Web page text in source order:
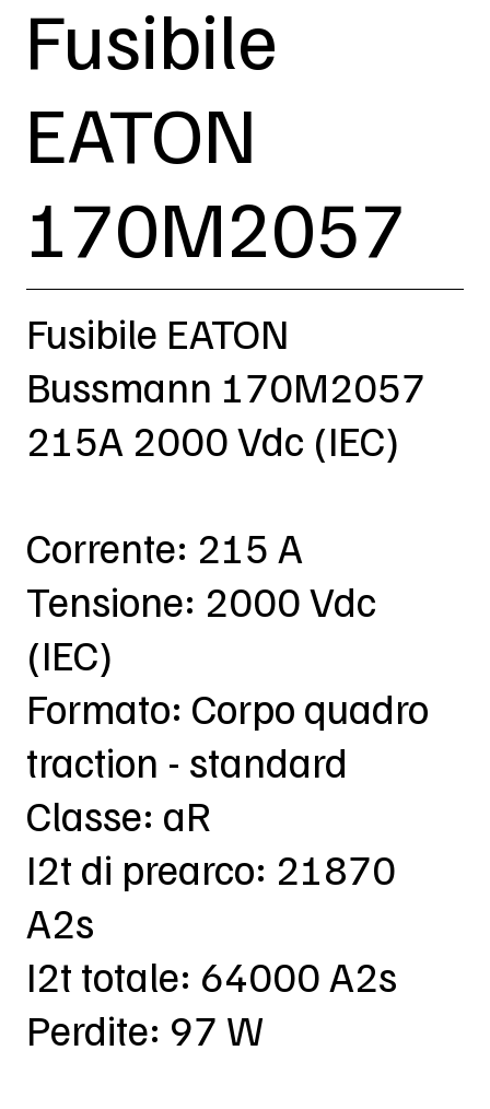
Fusibile
EATON
170M2057
Fusibile EATON
Bussmann 170M2057
215A 2000 Vdc (IEC)
Corrente: 215 A
Tensione: 2000 Vdc
(IEC)
Formato: Corpo quadro
traction - standard
Classe: aR
I2t di prearco: 21870
A2s
I2t totale: 64000 A2s
Perdite: 97 W